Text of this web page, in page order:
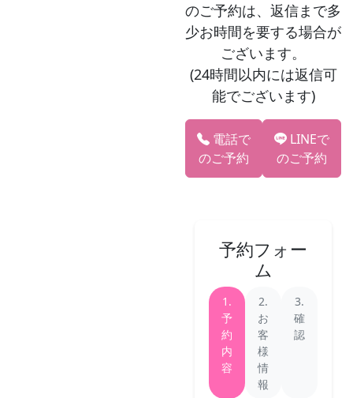
のご予約は、返信まで多
少お時間を要する場合が
ございます。
(24時間以内には返信可
能でございます)
電話で
のご予約
LINEで
のご予約
予約フォー
ム
1.
予
約
内
容
2.
お
客
様
情
報
3.
確
認